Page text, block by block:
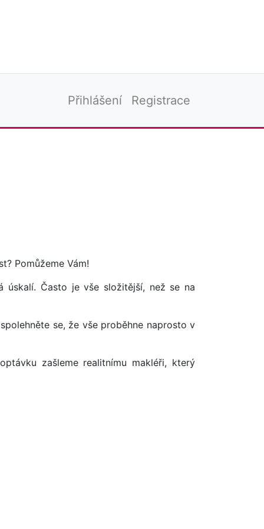
Přihlášení Registrace
Pomůžeme Vám!
úskalí. Často je vše složitější, než se na
se, že vše proběhne naprosto v
zašleme realitnímu makléři, který